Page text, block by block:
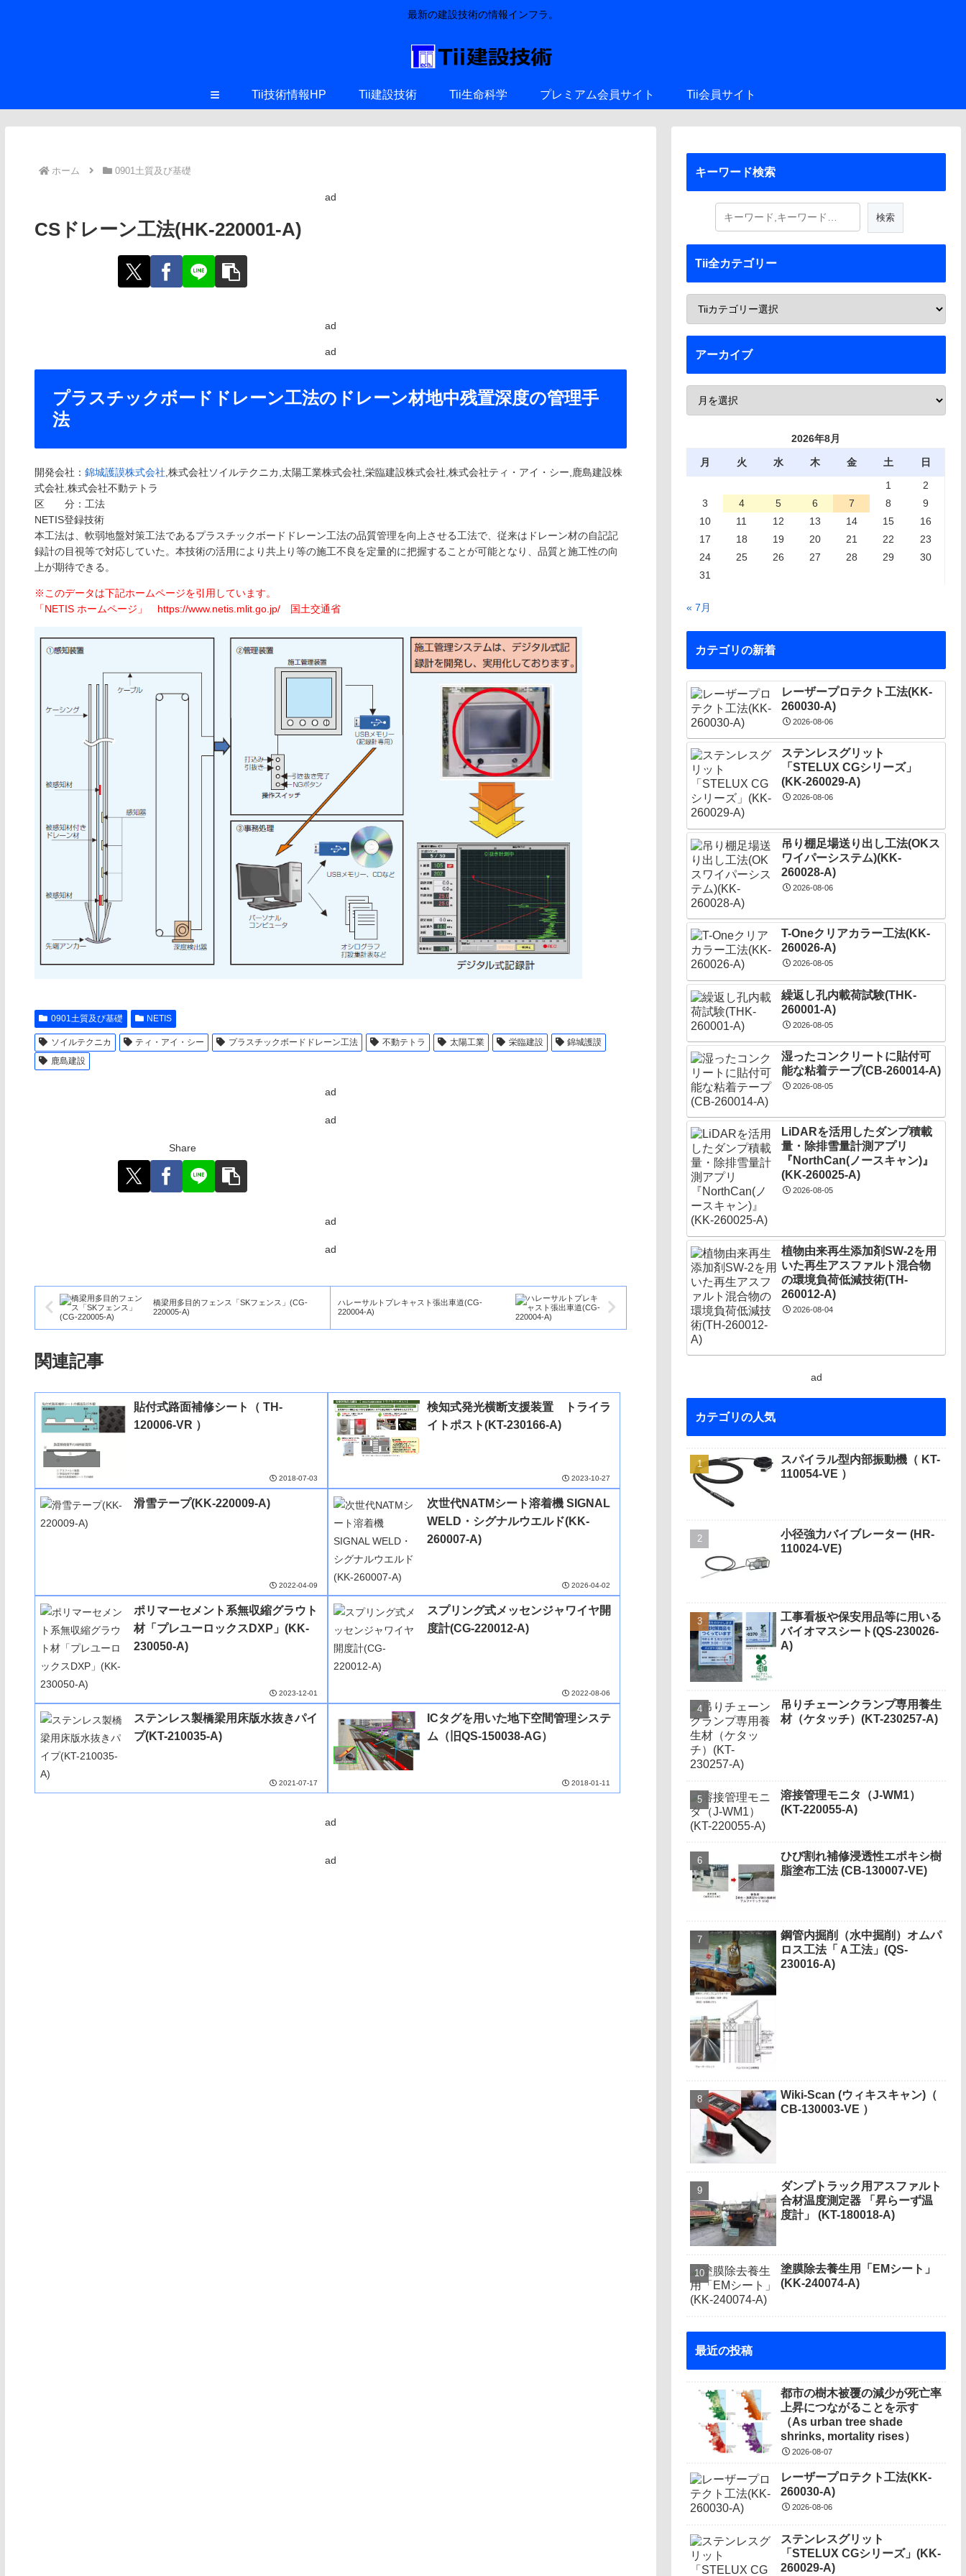
最新の建設技術の情報インフラ。
≡ Tii技術情報HP Tii建設技術 Tii生命科学 プレミアム会員サイト Tii会員サイト
ホーム 0901土質及び基礎
ad
CSドレーン工法(HK-220001-A)
ad
ad
プラスチックボードドレーン工法のドレーン材地中残置深度の管理手
法
開発会社： 錦城護謨株式会社 ,株式会社ソイルテクニカ,太陽工業株式会社,栄臨建設株式会社,株式会社ティ・アイ・シー,鹿島建設株
式会社,株式会社不動テトラ
区 分：工法
NETIS登録技術
本工法は、軟弱地盤対策工法であるプラスチックボードドレーン工法の品質管理を向上させる工法で、従来はドレーン材の自記記
録計の目視等で対応していた。本技術の活用により共上り等の施工不良を定量的に把握することが可能となり、品質と施工性の向
上が期待できる。
※このデータは下記ホームページを引用しています。
「NETIS ホームページ」 https://www.netis.mlit.go.jp/ 国土交通省
0901土質及び基礎 NETIS
ソイルテクニカ ティ・アイ・シー プラスチックボードドレーン工法 不動テトラ 太陽工業 栄臨建設
錦城護謨
鹿島建設
ad
ad
Share
ad
ad
橋梁用多目的フェンス「SKフェンス」(CG-
220005-A)
ハレーサルトプレキャスト張出車道(CG-
220004-A)
関連記事
貼付式路面補修シート（ TH-
120006-VR ）
2018-07-03
検知式発光横断支援装置 トライラ
イトポスト(KT-230166-A)
2023-10-27
滑雪テープ(KK-220009-A)
2022-04-09
次世代NATMシート溶着機 SIGNAL
WELD・シグナルウエルド(KK-
260007-A)
2026-04-02
ポリマーセメント系無収縮グラウト
材「プレユーロックスDXP」(KK-
230050-A)
2023-12-01
スプリング式メッセンジャワイヤ開
度計(CG-220012-A)
2022-08-06
ステンレス製橋梁用床版水抜きパイ
プ(KT-210035-A)
2021-07-17
ICタグを用いた地下空間管理システ
ム（旧QS-150038-AG）
2018-01-11
ad
ad
キーワード検索
Tii全カテゴリー
アーカイブ
2026年8月
月 火 水 木 金 土
日
1
2
3
4 5 6 7 8
9
10
11 12 13 14 15
16
17
18 19 20 21 22
23
24
25 26 27 28 29
30
31
« 7月
カテゴリの新着
レーザープロテクト⼯法(KK-
260030-A)
2026-08-06
ステンレスグリット
「STELUX CGシリーズ」
(KK-260029-A)
2026-08-06
吊り棚足場送り出し工法(OKス
ワイパーシステム)(KK-
260028-A)
2026-08-06
T-Oneクリアカラー工法(KK-
260026-A)
2026-08-05
繰返し孔内載荷試験(THK-
260001-A)
2026-08-05
湿ったコンクリートに貼付可
能な粘着テープ(CB-260014-A)
2026-08-05
LiDARを活用したダンプ積載
量・除排雪量計測アプリ
『NorthCan(ノースキャン)』
(KK-260025-A)
2026-08-05
植物由来再生添加剤SW-2を用
いた再生アスファルト混合物
の環境負荷低減技術(TH-
260012-A)
2026-08-04
ad
カテゴリの人気
スパイラル型内部振動機（ KT-
110054-VE ）
小径強力バイブレーター (HR-
110024-VE)
工事看板や保安用品等に用いる
バイオマスシート(QS-230026-
A)
吊りチェーンクランプ専用養生
材（ケタッチ）(KT-230257-A)
溶接管理モニタ（J-WM1）
(KT-220055-A)
ひび割れ補修浸透性エポキシ樹
脂塗布工法 (CB-130007-VE)
鋼管内掘削（水中掘削）オムパ
ロス工法「Ａ工法」(QS-
230016-A)
Wiki-Scan (ウィキスキャン)（
CB-130003-VE ）
ダンプトラック用アスファルト
合材温度測定器 「昇らーず温
度計」 (KT-180018-A)
塗膜除去養生用「EMシート」
(KK-240074-A)
最近の投稿
都市の樹木被覆の減少が死亡率
上昇につながることを示す
（As urban tree shade
shrinks, mortality rises）
2026-08-07
レーザープロテクト⼯法(KK-
260030-A)
2026-08-06
ステンレスグリット
「STELUX CGシリーズ」(KK-
260029-A)